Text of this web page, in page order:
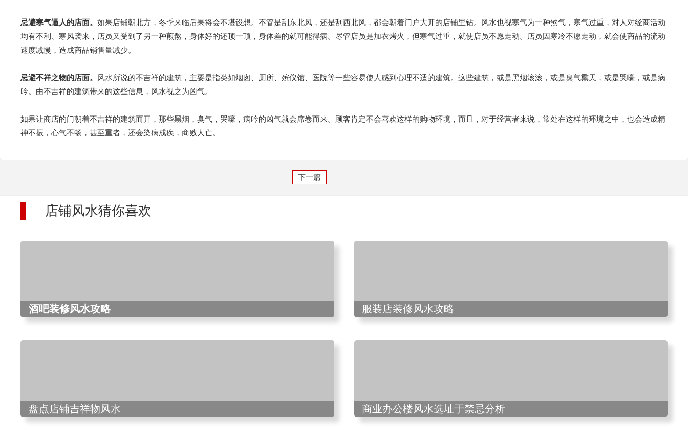
忌避寒气逼人的店面。如果店铺朝北方，冬季来临后果将会不堪设想。不管是刮东北风，还是刮西北风，都会朝着门户大开的店铺里钻。风水也视寒气为一种煞气，寒气过重，对人对经商活动
均有不利、寒风袭来，店员又受到了另一种煎熬，身体好的还顶一顶，身体差的就可能得病。尽管店员是加衣烤火，但寒气过重，就使店员不愿走动。店员因寒冷不愿走动，就会使商品的流动
速度减慢，造成商品销售量减少。
忌避不祥之物的店面。 风水所说的不吉祥的建筑，主要是指类如烟囱、厕所、殡仪馆、医院等一些容易使人感到心理不适的建筑。这些建筑，或是黑烟滚滚，或是臭气熏天，或是哭嚎，或是病
吟。由不吉祥的建筑带来的这些信息，风水视之为凶气。
如果让商店的门朝着不吉祥的建筑而开，那些黑烟，臭气，哭嚎，病吟的凶气就会席卷而来。顾客肯定不会喜欢这样的购物环境，而且，对于经营者来说，常处在这样的环境之中，也会造成精
神不振，心气不畅，甚至重者，还会染病成疾，商败人亡。
下一篇
店铺风水猜你喜欢
酒吧装修风水攻略 服装店装修风水攻略
盘点店铺吉祥物风水 商业办公楼风水选址于禁忌分析